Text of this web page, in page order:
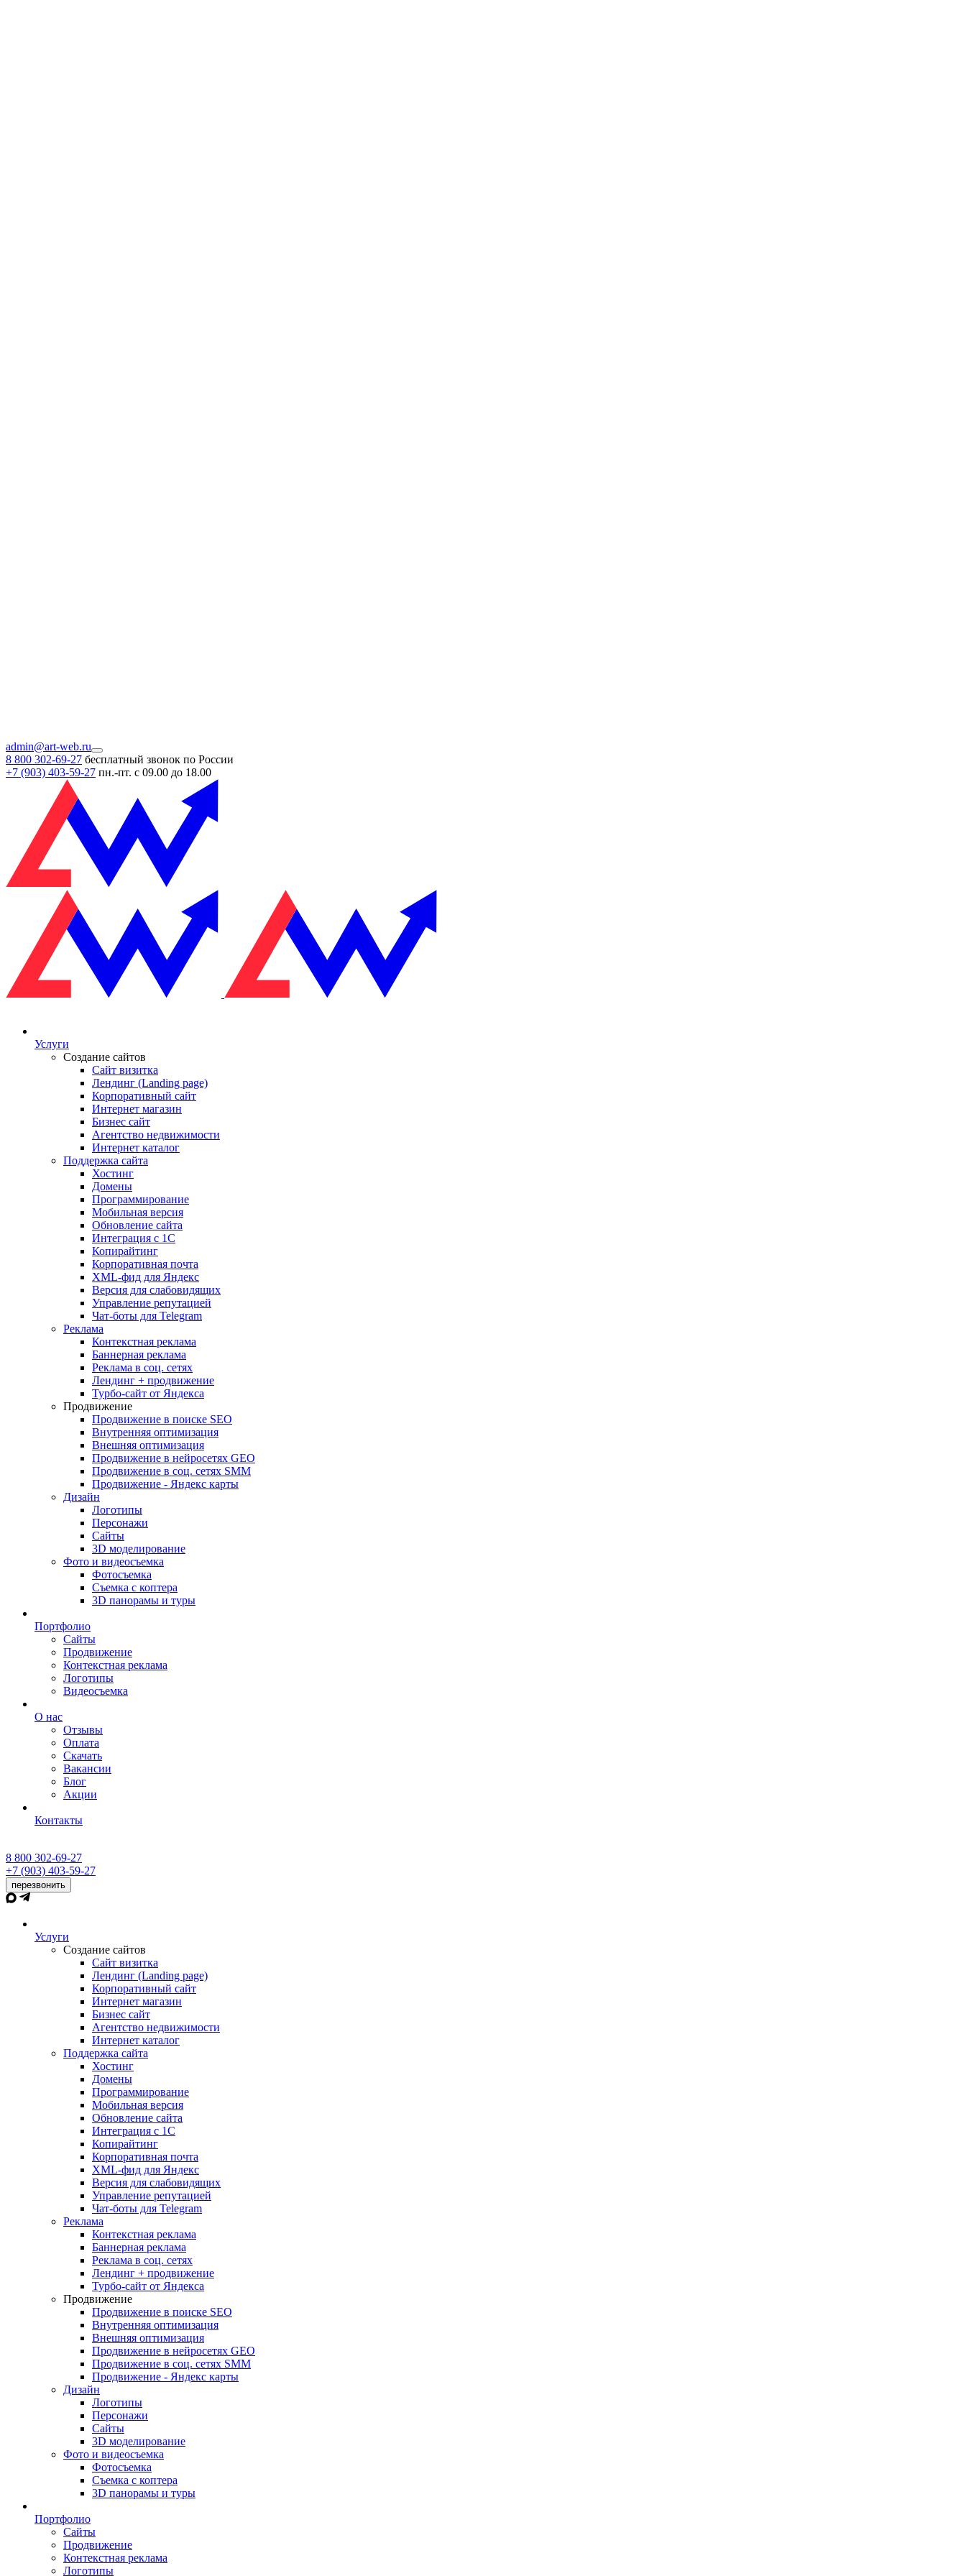
admin@art-web.ru
8 800 302-69-27 бесплатный звонок по России
+7 (903) 403-59-27 пн.-пт. с 09.00 до 18.00
Услуги
Создание сайтов
Сайт визитка
Лендинг (Landing page)
Корпоративный сайт
Интернет магазин
Бизнес сайт
Агентство недвижимости
Интернет каталог
Поддержка сайта
Хостинг
Домены
Программирование
Мобильная версия
Обновление сайта
Интеграция с 1С
Копирайтинг
Корпоративная почта
XML-фид для Яндекс
Версия для слабовидящих
Управление репутацией
Чат-боты для Telegram
Реклама
Контекстная реклама
Баннерная реклама
Реклама в соц. сетях
Лендинг + продвижение
Турбо-сайт от Яндекса
Продвижение
Продвижение в поиске SEO
Внутренняя оптимизация
Внешняя оптимизация
Продвижение в нейросетях GEO
Продвижение в соц. сетях SMM
Продвижение - Яндекс карты
Дизайн
Логотипы
Персонажи
Сайты
3D моделирование
Фото и видеосъемка
Фотосъемка
Съемка с коптера
3D панорамы и туры
Портфолио
Сайты
Продвижение
Контекстная реклама
Логотипы
Видеосъемка
О нас
Отзывы
Оплата
Скачать
Вакансии
Блог
Акции
Контакты
8 800 302-69-27
+7 (903) 403-59-27
перезвонить
Услуги
Создание сайтов
Сайт визитка
Лендинг (Landing page)
Корпоративный сайт
Интернет магазин
Бизнес сайт
Агентство недвижимости
Интернет каталог
Поддержка сайта
Хостинг
Домены
Программирование
Мобильная версия
Обновление сайта
Интеграция с 1С
Копирайтинг
Корпоративная почта
XML-фид для Яндекс
Версия для слабовидящих
Управление репутацией
Чат-боты для Telegram
Реклама
Контекстная реклама
Баннерная реклама
Реклама в соц. сетях
Лендинг + продвижение
Турбо-сайт от Яндекса
Продвижение
Продвижение в поиске SEO
Внутренняя оптимизация
Внешняя оптимизация
Продвижение в нейросетях GEO
Продвижение в соц. сетях SMM
Продвижение - Яндекс карты
Дизайн
Логотипы
Персонажи
Сайты
3D моделирование
Фото и видеосъемка
Фотосъемка
Съемка с коптера
3D панорамы и туры
Портфолио
Сайты
Продвижение
Контекстная реклама
Логотипы